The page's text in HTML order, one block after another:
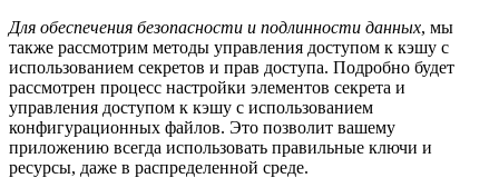
Для обеспечения безопасности и подлинности данных, мы
также рассмотрим методы управления доступом к кэшу с
использованием секретов и прав доступа. Подробно будет
рассмотрен процесс настройки элементов секрета и
управления доступом к кэшу с использованием
конфигурационных файлов. Это позволит вашему
приложению всегда использовать правильные ключи и
ресурсы, даже в распределенной среде.